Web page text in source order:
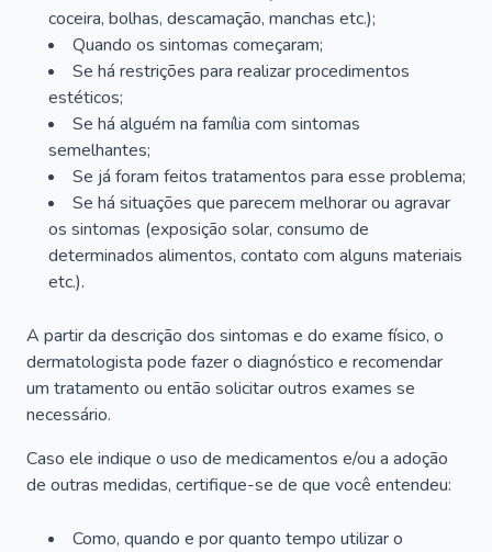
coceira, bolhas, descamação, manchas etc.);
Quando os sintomas começaram;
Se há restrições para realizar procedimentos
estéticos;
Se há alguém na família com sintomas
semelhantes;
Se já foram feitos tratamentos para esse problema;
Se há situações que parecem melhorar ou agravar
os sintomas (exposição solar, consumo de
determinados alimentos, contato com alguns materiais
etc.).
A partir da descrição dos sintomas e do exame físico, o
dermatologista pode fazer o diagnóstico e recomendar
um tratamento ou então solicitar outros exames se
necessário.
Caso ele indique o uso de medicamentos e/ou a adoção
de outras medidas, certifique-se de que você entendeu:
Como, quando e por quanto tempo utilizar o